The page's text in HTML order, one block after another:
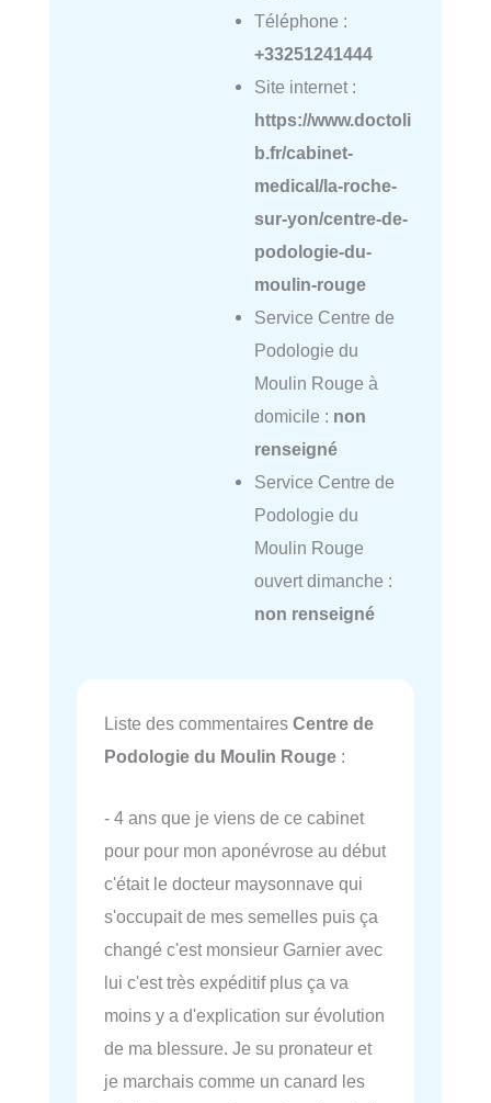
Téléphone :
+33251241444
Site internet :
https://www.doctoli
b.fr/cabinet-
medical/la-roche-
sur-yon/centre-de-
podologie-du-
moulin-rouge
Service Centre de
Podologie du
Moulin Rouge à
domicile : non
renseigné
Service Centre de
Podologie du
Moulin Rouge
ouvert dimanche :
non renseigné
Liste des commentaires Centre de
Podologie du Moulin Rouge :
- 4 ans que je viens de ce cabinet
pour pour mon aponévrose au début
c'était le docteur maysonnave qui
s'occupait de mes semelles puis ça
changé c'est monsieur Garnier avec
lui c'est très expéditif plus ça va
moins y a d'explication sur évolution
de ma blessure. Je su pronateur et
je marchais comme un canard les